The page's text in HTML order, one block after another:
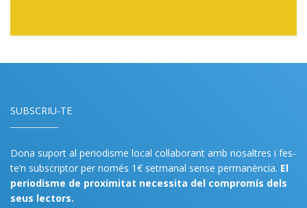
SUBSCRIU-TE
Dona suport al periodisme local col·laborant amb nosaltres i fes-
te’n subscriptor per només 1€ setmanal sense permanència. El
periodisme de proximitat necessita del compromís dels
seus lectors.